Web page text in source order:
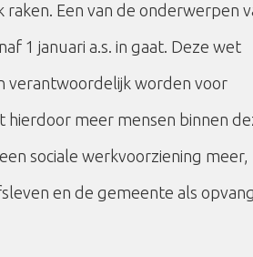
Een van de onderwerpen
1 januari a.s. in gaat. Deze wet
verantwoordelijk worden voor
meer mensen binnen
sociale werkvoorziening meer,
en de gemeente als